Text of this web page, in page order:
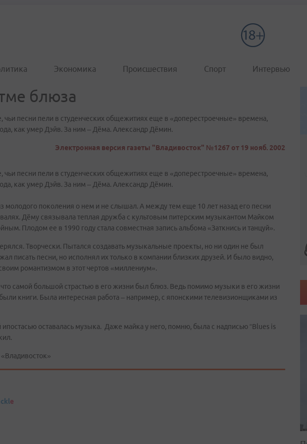
Экономика Происшествия Спорт Интервью
блюза
чьи песни пели в студенческих общежитиях еще в «доперестроечные» времена,
как умер Дэйв. За ним – Дёма. Александр Дёмин.
Электронная версия газеты "Владивосток" №1267 от 19 нояб. 2002
чьи песни пели в студенческих общежитиях еще в «доперестроечные» времена,
как умер Дэйв. За ним – Дёма. Александр Дёмин.
молодого поколения о нем и не слышал. А между тем еще 10 лет назад его песни
Дёму связывала теплая дружба с культовым питерским музыкантом Майком
Плодом ее в 1990 году стала совместная запись альбома «Заткнись и танцуй».
Творчески. Пытался создавать музыкальные проекты, но ни один не был
писать песни, но исполнял их только в компании близких друзей. И было видно,
романтизмом в этот чертов «миллениум».
что самой большой страстью в его жизни был блюз. Ведь помимо музыки в его жизни
книги. Была интересная работа – например, с японскими телевизионщиками из
оставалась музыка. Даже майка у него, помню, была с надписью “Blues is
e